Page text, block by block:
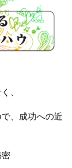
、
、成功への近